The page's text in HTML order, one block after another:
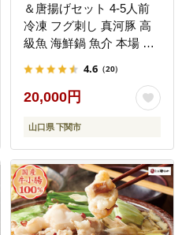
＆唐揚げセット 4-5人前
冷凍 フグ刺し 真河豚 高
級魚 海鮮鍋 魚介 本場 ギ
県
4.6 （20）
20,000円
山口県 下関市